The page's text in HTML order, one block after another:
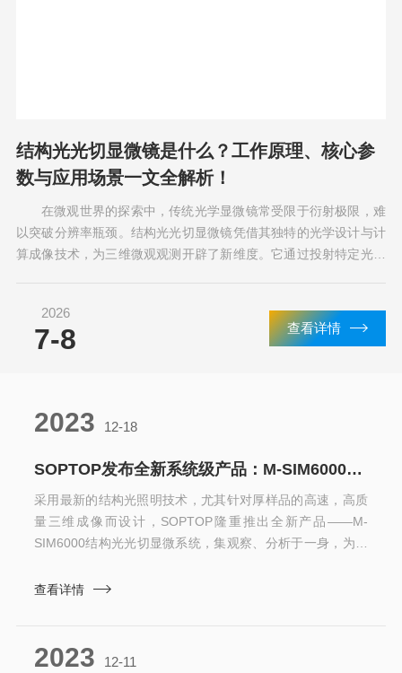
结构光光切显微镜是什么？工作原理、核心参
数与应用场景一文全解析！
在微观世界的探索中，传统光学显微镜常受限于衍射极限，难
以突破分辨率瓶颈。结构光光切显微镜凭借其独特的光学设计与计
算成像技术，为三维微观观测开辟了新维度。它通过投射特定光图
2026
7-8 查看详情
2023 12-18
SOPTOP发布全新系统级产品：M-SIM6000结构光光切显微系统
采用最新的结构光照明技术，尤其针对厚样品的高速，高质
量三维成像而设计，SOPTOP隆重推出全新产品——M-
SIM6000结构光光切显微系统，集观察、分析于一身，为您
光切模块，可实现XY方向240nm，Z方向600nm光学分辨
光切成像）自动化控制M-SIM6000结构光光切显微系统配备
查看详情
2023 12-11